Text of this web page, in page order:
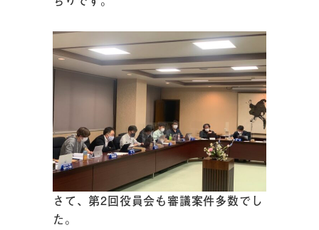
さて、第2回役員会も審議案件多数でし
た。